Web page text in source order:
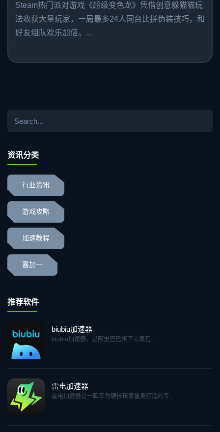
Steam热门派对游戏《超级变色龙》凭借创意躲猫猫玩
法收获大量玩家，一局最多24人同台比拼伪装技巧，和
好友组队欢乐加倍。...
资讯分类
行业资讯
游戏攻略
加速教程
喜加一
推荐软件
biubiu加速器
biubiu加速器，是阿里巴巴旗下灵犀互...
雷电加速器
雷电加速器是一款专为硬核玩家量身打造的专...